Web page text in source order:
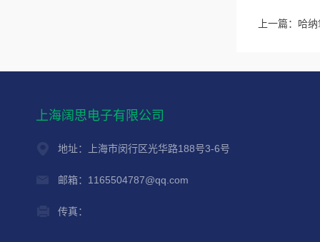
上一篇： 哈
上海阔思电子有限公司
地址：上海市闵行区光华路188号3-6号
邮箱：1165504787@qq.com
传真：